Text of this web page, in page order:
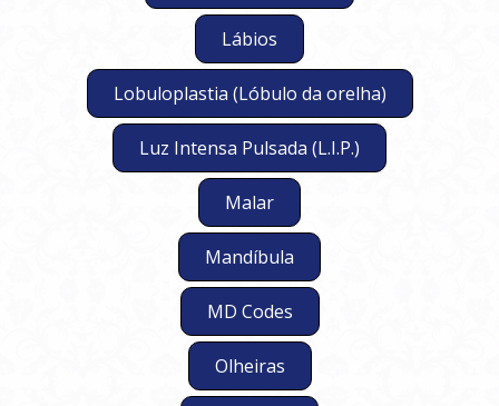
Lábios
Lobuloplastia (Lóbulo da orelha)
Luz Intensa Pulsada (L.I.P.)
Malar
Mandíbula
MD Codes
Olheiras